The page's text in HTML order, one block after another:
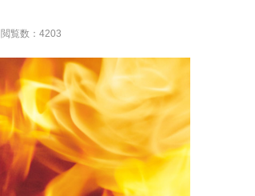
閲覧数：4203